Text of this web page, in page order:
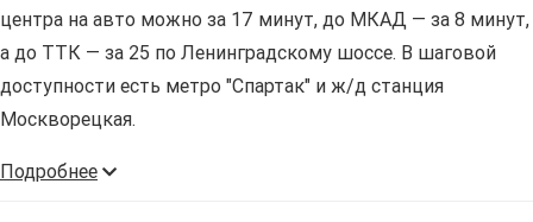
центра на авто можно за 17 минут, до МКАД — за 8 минут,
а до ТТК — за 25 по Ленинградскому шоссе. В шаговой
доступности есть метро "Спартак" и ж/д станция
Москворецкая.
Подробнее